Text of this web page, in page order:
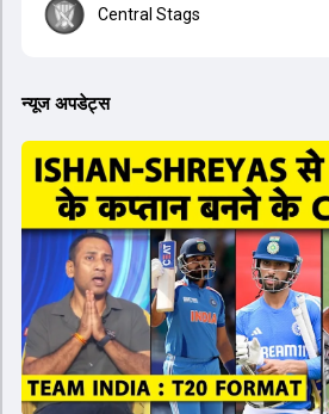
Central Stags
न्यूज अपडेट्स